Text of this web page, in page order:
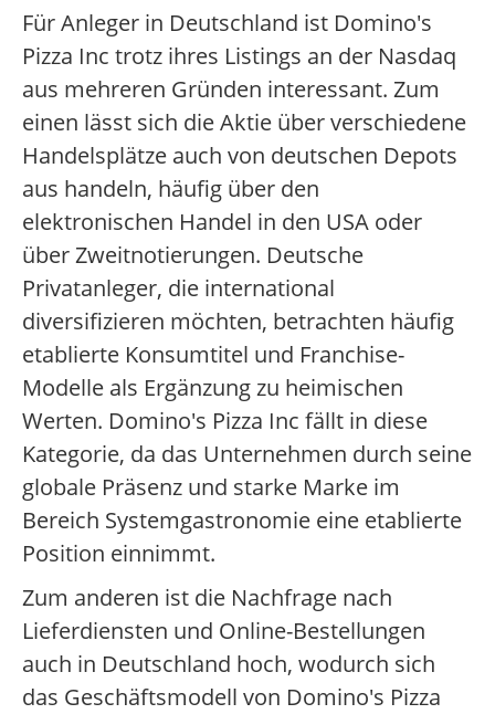
Für Anleger in Deutschland ist Domino's
Pizza Inc trotz ihres Listings an der Nasdaq
aus mehreren Gründen interessant. Zum
einen lässt sich die Aktie über verschiedene
Handelsplätze auch von deutschen Depots
aus handeln, häufig über den
elektronischen Handel in den USA oder
über Zweitnotierungen. Deutsche
Privatanleger, die international
diversifizieren möchten, betrachten häufig
etablierte Konsumtitel und Franchise-
Modelle als Ergänzung zu heimischen
Werten. Domino's Pizza Inc fällt in diese
Kategorie, da das Unternehmen durch seine
globale Präsenz und starke Marke im
Bereich Systemgastronomie eine etablierte
Position einnimmt.
Zum anderen ist die Nachfrage nach
Lieferdiensten und Online-Bestellungen
auch in Deutschland hoch, wodurch sich
das Geschäftsmodell von Domino's Pizza